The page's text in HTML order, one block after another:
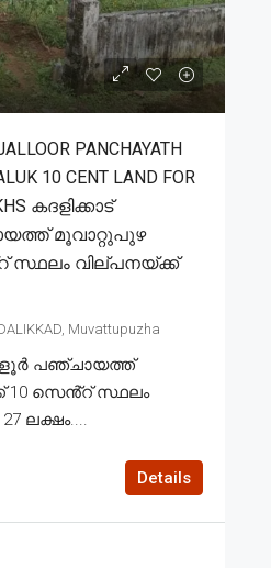
PANCHAYATH
10 CENT LAND FOR
കദളിക്കാട്
മൂവാറ്റുപുഴ
സ്ഥലം വില്പനയ്ക്ക്
Muvattupuzha
പഞ്ചായത്ത്
10 സെൻ്റ് സ്ഥലം
ലക്ഷം....
Details